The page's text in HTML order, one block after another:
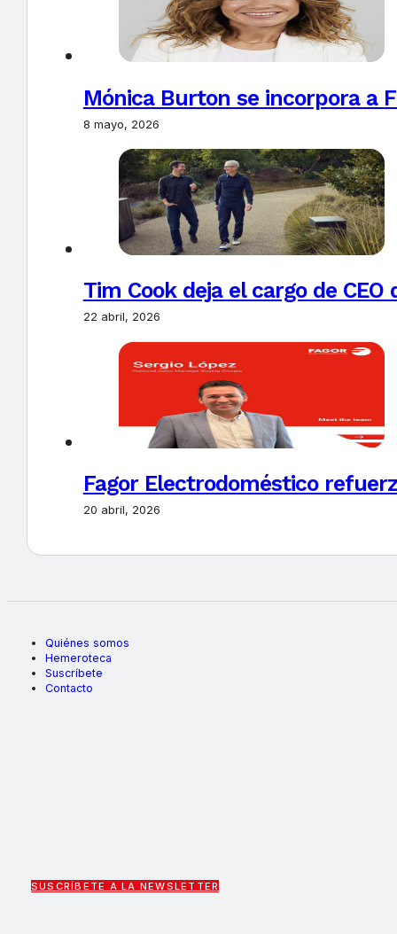
Mónica Burton se incorpora a
8 mayo, 2026
Tim Cook deja el cargo de
22 abril, 2026
Fagor Electrodoméstico
20 abril, 2026
Quiénes somos
Hemeroteca
Suscríbete
Contacto
SUSCRÍBETE A LA NEWSLETTER